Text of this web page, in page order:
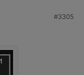
ist.
#3305